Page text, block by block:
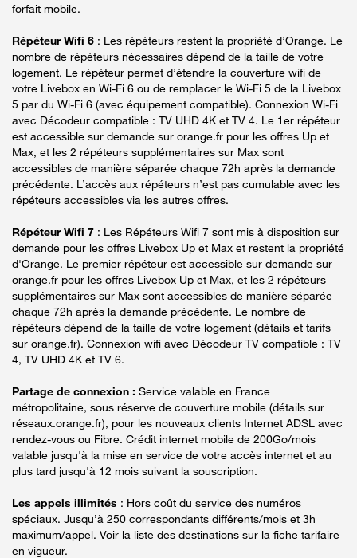
forfait mobile.
Répéteur Wifi 6 : Les répéteurs restent la propriété d’Orange. Le
nombre de répéteurs nécessaires dépend de la taille de votre
logement. Le répéteur permet d’étendre la couverture wifi de
votre Livebox en Wi-Fi 6 ou de remplacer le Wi-Fi 5 de la Livebox
5 par du Wi-Fi 6 (avec équipement compatible). Connexion Wi-Fi
avec Décodeur compatible : TV UHD 4K et TV 4. Le 1er répéteur
est accessible sur demande sur orange.fr pour les offres Up et
Max, et les 2 répéteurs supplémentaires sur Max sont
accessibles de manière séparée chaque 72h après la demande
précédente. L’accès aux répéteurs n’est pas cumulable avec les
répéteurs accessibles via les autres offres.
Répéteur Wifi 7 : Les Répéteurs Wifi 7 sont mis à disposition sur
demande pour les offres Livebox Up et Max et restent la propriété
d'Orange. Le premier répéteur est accessible sur demande sur
orange.fr pour les offres Livebox Up et Max, et les 2 répéteurs
supplémentaires sur Max sont accessibles de manière séparée
chaque 72h après la demande précédente. Le nombre de
répéteurs dépend de la taille de votre logement (détails et tarifs
sur orange.fr). Connexion wifi avec Décodeur TV compatible : TV
4, TV UHD 4K et TV 6.
Partage de connexion : Service valable en France
métropolitaine, sous réserve de couverture mobile (détails sur
réseaux.orange.fr), pour les nouveaux clients Internet ADSL avec
rendez-vous ou Fibre. Crédit internet mobile de 200Go/mois
valable jusqu'à la mise en service de votre accès internet et au
plus tard jusqu'à 12 mois suivant la souscription.
Les appels illimités : Hors coût du service des numéros
spéciaux. Jusqu’à 250 correspondants différents/mois et 3h
maximum/appel. Voir la liste des destinations sur la fiche tarifaire
en vigueur.